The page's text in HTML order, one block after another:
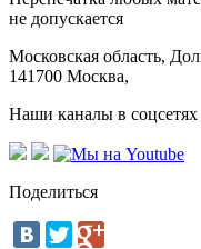
не допускается
Московская область,
141700 Москва,
Наши каналы в соцсетях
Поделиться